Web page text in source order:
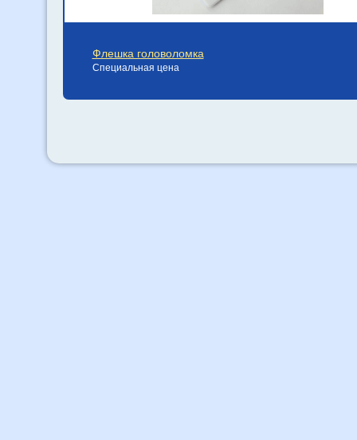
Флешка головоломка
Специальная цена